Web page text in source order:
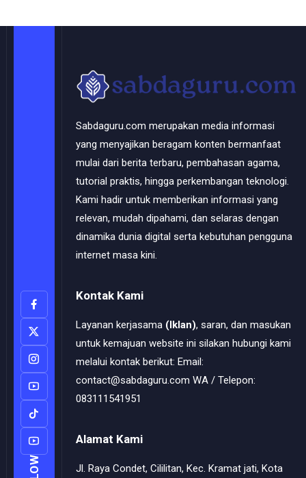
Sabdaguru.com merupakan media informasi
yang menyajikan beragam konten bermanfaat
mulai dari berita terbaru, pembahasan agama,
tutorial praktis, hingga perkembangan teknologi.
Kami hadir untuk memberikan informasi yang
relevan, mudah dipahami, dan selaras dengan
dinamika dunia digital serta kebutuhan pengguna
internet masa kini.
Kontak Kami
Layanan kerjasama (Iklan), saran, dan masukan
untuk kemajuan website ini silakan hubungi kami
melalui kontak berikut: Email:
contact@sabdaguru.com WA / Telepon:
083111541951
Alamat Kami
Jl. Raya Condet, Cililitan, Kec. Kramat jati, Kota